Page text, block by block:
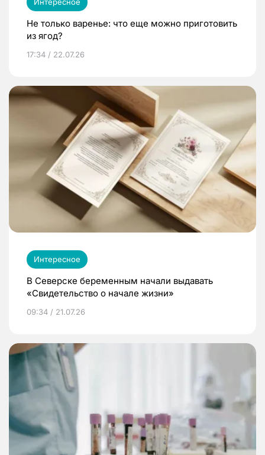
Интересное
Не только варенье: что еще можно приготовить
из ягод?
17:34 / 22.07.26
Интересное
В Северске беременным начали выдавать
«Свидетельство о начале жизни»
09:34 / 21.07.26